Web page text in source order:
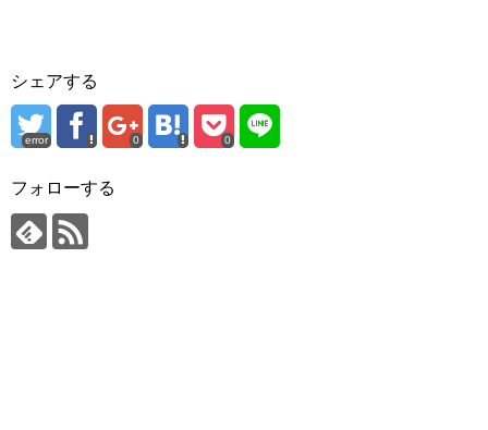
シェアする
error 0 0
フォローする